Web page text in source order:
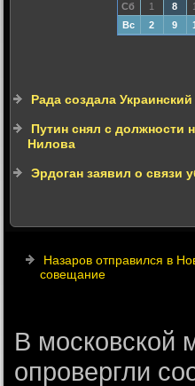
Сб
1 8
Вс
2 9
Рада создала
Путин снял с должности
Нилова
Эрдоган заявил о связи
Назаров отправился в
совещание
В московской
опровергли